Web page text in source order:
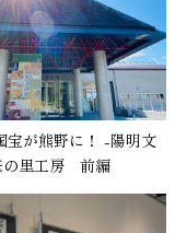
宝が熊野に！ -陽明文
の里工房 前編